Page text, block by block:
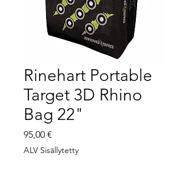
Rinehart Portable
Target 3D Rhino
Bag 22"
95,00 €
ALV Sisällytetty